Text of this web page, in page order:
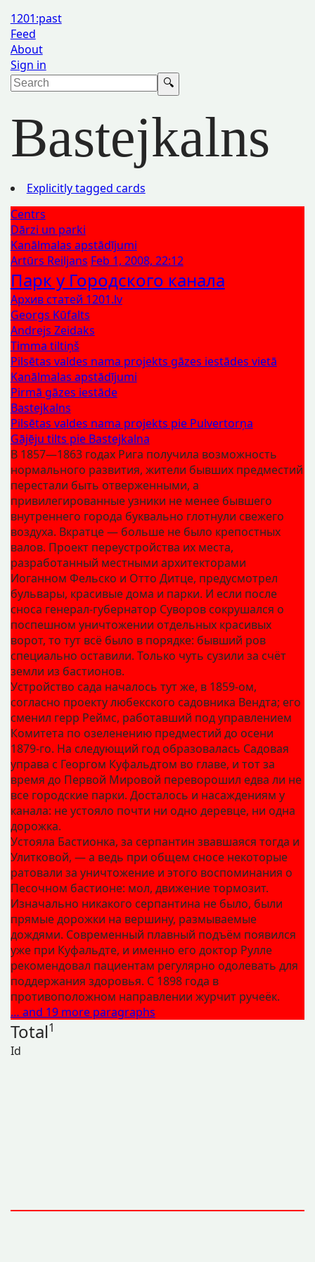
1201:past
Feed
About
Sign in
Bastejkalns
Explicitly tagged cards
Centrs
Dārzi un parki
Kanālmalas apstādījumi
Artūrs Reiljans Feb 1, 2008, 22:12
Парк у Городского канала
Архив статей 1201.lv
Georgs Kūfalts
Andrejs Zeidaks
Timma tiltiņš
Pilsētas valdes nama projekts gāzes iestādes vietā
Kanālmalas apstādījumi
Pirmā gāzes iestāde
Bastejkalns
Pilsētas valdes nama projekts pie Pulvertorņa
Gājēju tilts pie Bastejkalna
В 1857—1863 годах Рига получила возможность
нормального развития, жители бывших предместий
перестали быть отверженными, а
привилегированные узники не менее бывшего
внутреннего города буквально глотнули свежего
воздуха. Вкратце — больше не было крепостных
валов. Проект переустройства их места,
разработанный местными архитекторами
Иоганном Фельско и Отто Дитце, предусмотрел
бульвары, красивые дома и парки. И если после
сноса генерал-губернатор Суворов сокрушался о
поспешном уничтожении отдельных красивых
ворот, то тут всё было в порядке: бывший ров
специально оставили. Только чуть сузили за счёт
земли из бастионов.
Устройство сада началось тут же, в 1859‑ом,
согласно проекту любекского садовника Вендта; его
сменил герр Реймс, работавший под управлением
Комитета по озеленению предместий до осени
1879‑го. На следующий год образовалась Садовая
управа с Георгом Куфальдтом во главе, и тот за
время до Первой Мировой переворошил едва ли не
все городские парки. Досталось и насаждениям у
канала: не устояло почти ни одно деревце, ни одна
дорожка.
Устояла Бастионка, за серпантин звавшаяся тогда и
Улитковой, — а ведь при общем сносе некоторые
ратовали за уничтожение и этого воспоминания о
Песочном бастионе: мол, движение тормозит.
Изначально никакого серпантина не было, были
прямые дорожки на вершину, размываемые
дождями. Современный плавный подъём появился
уже при Куфальдте, и именно его доктор Рулле
рекомендовал пациентам регулярно одолевать для
поддержания здоровья. С 1898 года в
противоположном направлении журчит ручеёк.
… and 19 more paragraphs
Total1
Id